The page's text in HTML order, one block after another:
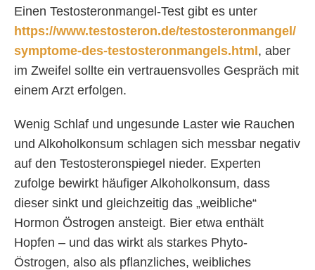
Einen Testosteronmangel-Test gibt es unter
https://www.testosteron.de/testosteronmangel/
symptome-des-testosteronmangels.html , aber
im Zweifel sollte ein vertrauensvolles Gespräch mit
einem Arzt erfolgen.
Wenig Schlaf und ungesunde Laster wie Rauchen
und Alkoholkonsum schlagen sich messbar negativ
auf den Testosteronspiegel nieder. Experten
zufolge bewirkt häufiger Alkoholkonsum, dass
dieser sinkt und gleichzeitig das „weibliche“
Hormon Östrogen ansteigt. Bier etwa enthält
Hopfen – und das wirkt als starkes Phyto-
Östrogen, also als pflanzliches, weibliches